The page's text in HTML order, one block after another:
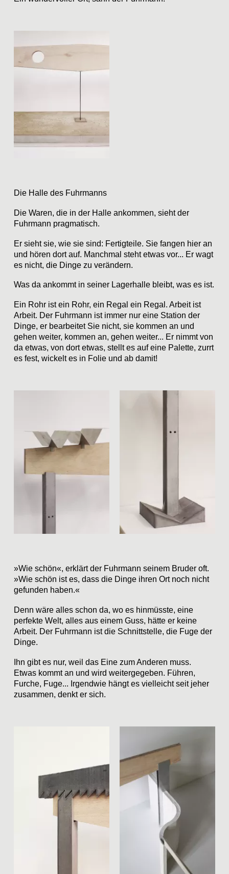
Die Halle des Fuhrmanns
Die Waren, die in der Halle ankommen, sieht der
Fuhrmann pragmatisch.
Er sieht sie, wie sie sind: Fertigteile. Sie fangen hier an
und hören dort auf. Manchmal steht etwas vor... Er wagt
es nicht, die Dinge zu verändern.
Was da ankommt in seiner Lagerhalle bleibt, was es ist.
Ein Rohr ist ein Rohr, ein Regal ein Regal. Arbeit ist
Arbeit. Der Fuhrmann ist immer nur eine Station der
Dinge, er bearbeitet Sie nicht, sie kommen an und
gehen weiter, kommen an, gehen weiter... Er nimmt von
da etwas, von dort etwas, stellt es auf eine Palette, zurrt
es fest, wickelt es in Folie und ab damit!
»Wie schön«, erklärt der Fuhrmann seinem Bruder oft.
»Wie schön ist es, dass die Dinge ihren Ort noch nicht
gefunden haben.«
Denn wäre alles schon da, wo es hinmüsste, eine
perfekte Welt, alles aus einem Guss, hätte er keine
Arbeit. Der Fuhrmann ist die Schnittstelle, die Fuge der
Dinge.
Ihn gibt es nur, weil das Eine zum Anderen muss.
Etwas kommt an und wird weitergegeben. Führen,
Furche, Fuge... Irgendwie hängt es vielleicht seit jeher
zusammen, denkt er sich.